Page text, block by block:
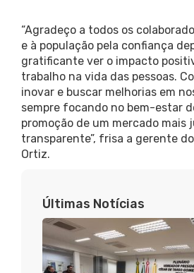
“Agradeço a todos os
e à população pela confiança
gratificante ver o impacto
trabalho na vida das pessoas.
inovar e buscar melhorias em
sempre focando no bem-estar
promoção de um mercado mais
transparente”, frisa a gerente
Ortiz.
Últimas Notícias